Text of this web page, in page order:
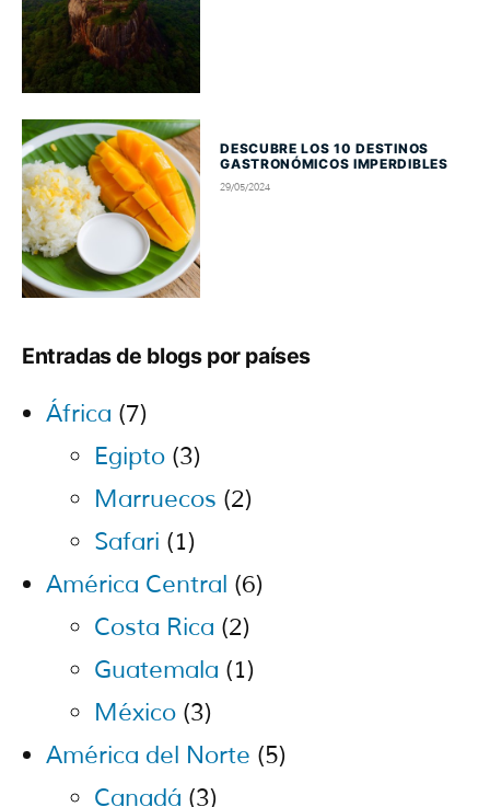
DESCUBRE LOS 10 DESTINOS
GASTRONÓMICOS IMPERDIBLES
29/05/2024
Entradas de blogs por países
África (7)
Egipto (3)
Marruecos (2)
Safari (1)
América Central (6)
Costa Rica (2)
Guatemala (1)
México (3)
América del Norte (5)
Canadá (3)